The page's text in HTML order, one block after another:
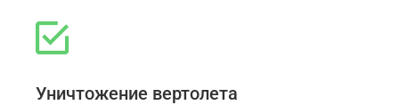
Уничтожение вертолета